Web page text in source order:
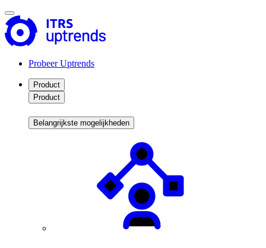
Probeer Uptrends
Product
Product
Belangrijkste mogelijkheden